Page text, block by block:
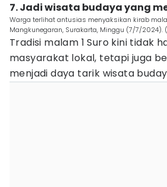
7. Jadi wisata budaya yang
Warga terlihat antusias menyaksikan kirab
Mangkunegaran, Surakarta, Minggu (7/7/2024).
Tradisi malam 1 Suro kini tidak
masyarakat lokal, tetapi juga
menjadi daya tarik wisata